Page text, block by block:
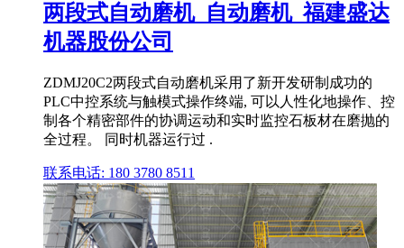
两段式自动磨机_自动磨机_福建盛达
机器股份公司
ZDMJ20C2两段式自动磨机采用了新开发研制成功的
PLC中控系统与触模式操作终端, 可以人性化地操作、控
制各个精密部件的协调运动和实时监控石板材在磨抛的
全过程。 同时机器运行过 .
联系电话: 180 3780 8511